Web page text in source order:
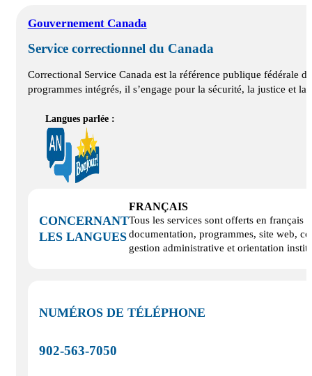
Gouvernement Canada
Service correctionnel du Canada
Correctional Service Canada est la référence publique fédérale
programmes intégrés, il s’engage pour la sécurité, la justice et
Langues parlée :
CONCERNANT
LES LANGUES
FRANÇAIS
Tous les services sont offerts en français :
documentation, programmes, site web,
gestion administrative et orientation
NUMÉROS DE TÉLÉPHONE
902‑563‑7050